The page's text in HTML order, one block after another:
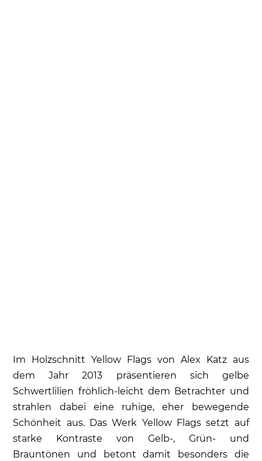
Im Holzschnitt Yellow Flags von Alex Katz aus
dem Jahr 2013 präsentieren sich gelbe
Schwertlilien fröhlich-leicht dem Betrachter und
strahlen dabei eine ruhige, eher bewegende
Schönheit aus. Das Werk Yellow Flags setzt auf
starke Kontraste von Gelb-, Grün- und
Brauntönen und betont damit besonders die